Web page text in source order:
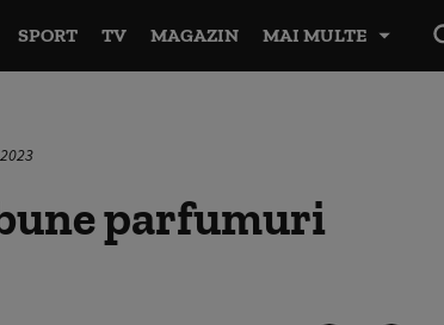
SPORT TV MAGAZIN MAI MULTE
parfumuri